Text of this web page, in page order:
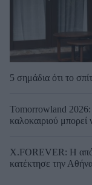
5 σημάδια ότι το
Tomorrowland 2026:
καλοκαιριού μπορεί
X.FOREVER: Η
κατέκτησε την